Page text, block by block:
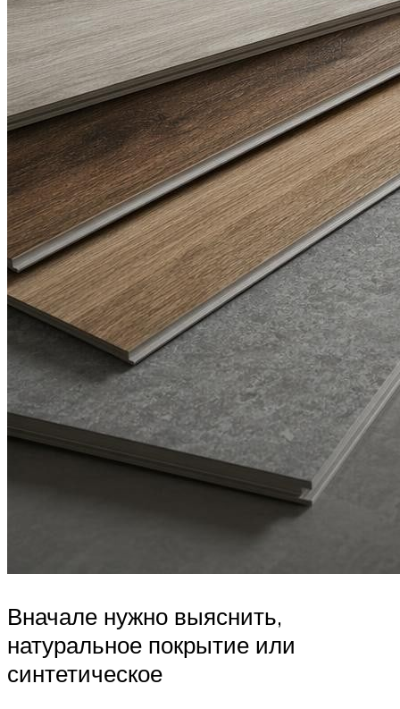
Вначале нужно выяснить,
натуральное покрытие или
синтетическое